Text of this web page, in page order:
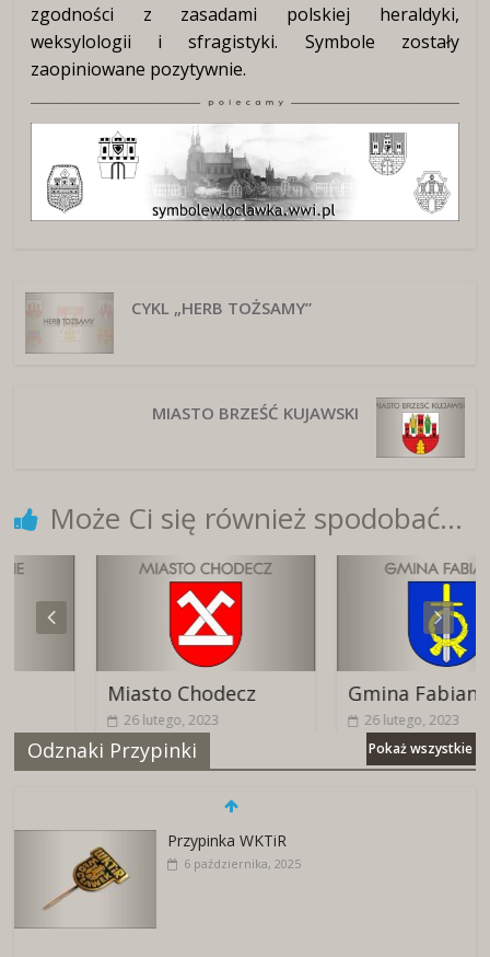
zgodności z zasadami polskiej heraldyki,
weksylologii i sfragistyki. Symbole zostały
zaopiniowane pozytywnie.
CYKL „HERB TOŻSAMY”
MIASTO BRZEŚĆ KUJAWSKI
Może Ci się również spodobać...
Miasto Chodecz
26 lutego, 2023
Gmina Fabianki
26 lutego, 2023
Odznaki Przypinki Pokaż wszystkie
Przypinka WKTiR
6 października, 2025